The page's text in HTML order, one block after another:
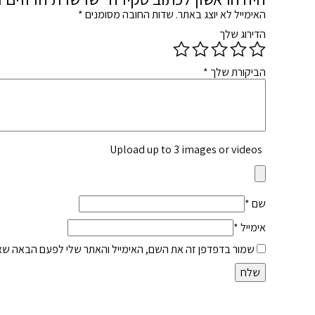
האימייל לא יוצג באתר. שדות החובה מסומנים*
הדירוג שלך
הביקורת שלך *
Upload up to 3 images or videos
שם*
אימייל*
שמור בדפדפן זה את השם, האימייל והאתר שלי לפעם הבאה